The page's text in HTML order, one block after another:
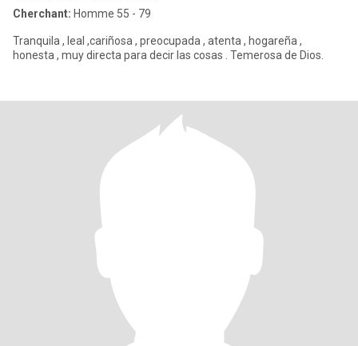
Cherchant: Homme 55 - 79
Tranquila , leal ,cariñosa , preocupada , atenta , hogareña ,
honesta , muy directa para decir las cosas . Temerosa de Dios.